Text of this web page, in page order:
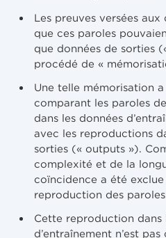
Les preuves versées
que ces paroles
que données de sorties
procédé de «
Une telle mémorisation
comparant les paroles
dans les données
avec les reproductions
sorties (« outputs »).
complexité et de la
coïncidence a été
reproduction des paroles.
Cette reproduction dans
d’entraînement n’est